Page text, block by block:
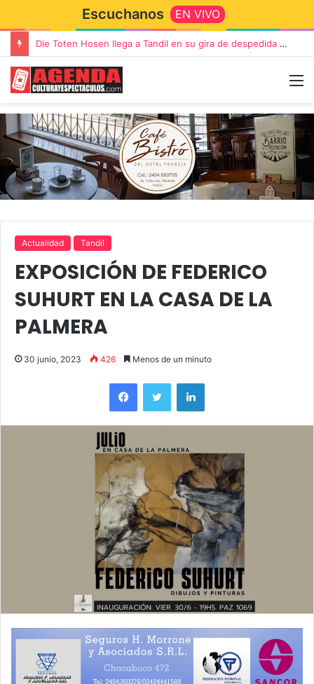
Escuchanos EN VIVO
Die Toten Hosen llega a Tandil en su gira de despedida «Fútbol, Asado, Vino y Adiós Amigos»
Actualidad Tandil
EXPOSICIÓN DE FEDERICO
SUHURT EN LA CASA DE LA
PALMERA
30 junio, 2023 426 Menos de un minuto